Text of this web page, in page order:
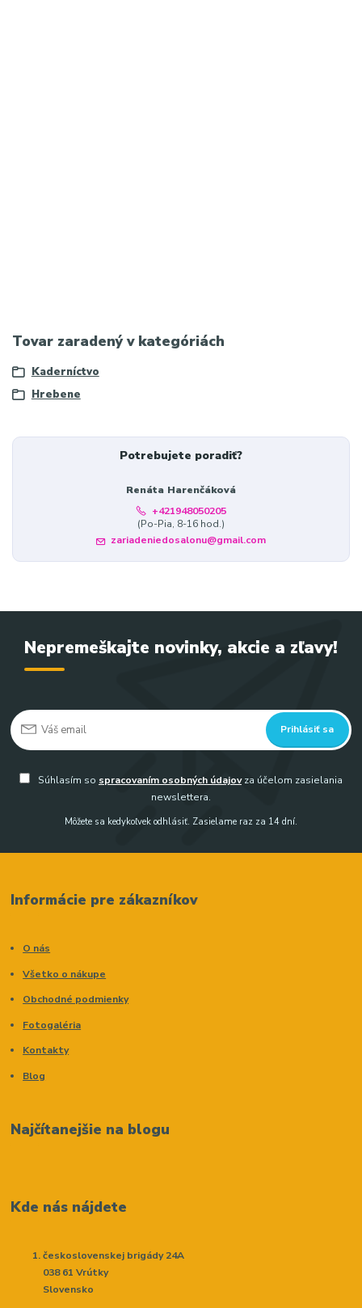
Tovar zaradený v kategóriách
Kaderníctvo
Hrebene
Potrebujete poradiť?
Renáta Harenčáková
+421948050205
(Po-Pia, 8-16 hod.)
zariadeniedosalonu@gmail.com
Nepremeškajte novinky, akcie a zľavy!
Prihlásiť sa
Súhlasím so spracovaním osobných údajovza účelom zasielania
newslettera.
Môžete sa kedykoľvek odhlásiť. Zasielame raz za 14 dní.
Informácie pre zákazníkov
O nás
Všetko o nákupe
Obchodné podmienky
Fotogaléria
Kontakty
Blog
Najčítanejšie na blogu
Kde nás nájdete
československej brigády 24A
038 61 Vrútky
Slovensko